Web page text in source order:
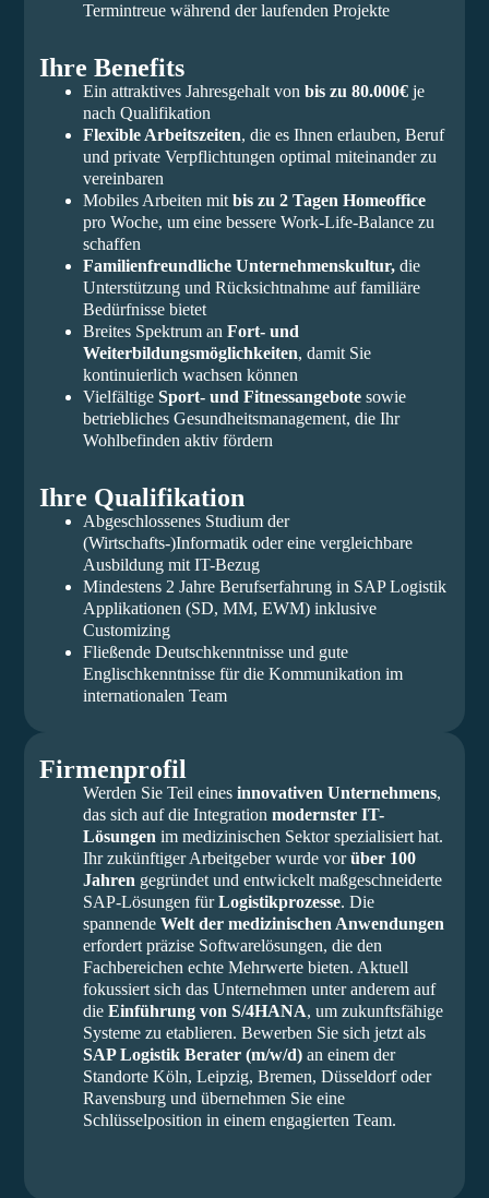
Termintreue während der laufenden Projekte
Ihre Benefits
Ein attraktives Jahresgehalt von bis zu 80.000€je
nach Qualifikation
Flexible Arbeitszeiten, die es Ihnen erlauben, Beruf
und private Verpflichtungen optimal miteinander zu
vereinbaren
Mobiles Arbeiten mitbis zu 2 Tagen Homeoffice
pro Woche, um eine bessere Work-Life-Balance zu
schaffen
Familienfreundliche Unternehmenskultur,die
Unterstützung und Rücksichtnahme auf familiäre
Bedürfnisse bietet
Breites Spektrum an Fort- und
Weiterbildungsmöglichkeiten, damit Sie
kontinuierlich wachsen können
Vielfältige Sport- und Fitnessangebote sowie
betriebliches Gesundheitsmanagement, die Ihr
Wohlbefinden aktiv fördern
Ihre Qualifikation
Abgeschlossenes Studium der
(Wirtschafts-)Informatik oder eine vergleichbare
Ausbildung mit IT-Bezug
Mindestens 2 Jahre Berufserfahrung in SAP Logistik
Applikationen (SD, MM, EWM) inklusive
Customizing
Fließende Deutschkenntnisse und gute
Englischkenntnisse für die Kommunikation im
internationalen Team
Firmenprofil
Werden Sie Teil einesinnovativen Unternehmens,
das sich auf die Integration modernster IT-
Lösungen im medizinischen Sektor spezialisiert hat.
Ihr zukünftiger Arbeitgeber wurde vorüber 100
Jahren gegründet und entwickelt maßgeschneiderte
SAP-Lösungen fürLogistikprozesse. Die
spannende Welt der medizinischen Anwendungen
erfordert präzise Softwarelösungen, die den
Fachbereichen echte Mehrwerte bieten. Aktuell
fokussiert sich das Unternehmen unter anderem auf
die Einführung von S/4HANA, um zukunftsfähige
Systeme zu etablieren. Bewerben Sie sich jetzt als
SAP Logistik Berater (m/w/d) an einem der
Standorte Köln, Leipzig, Bremen, Düsseldorf oder
Ravensburg und übernehmen Sie eine
Schlüsselposition in einem engagierten Team.